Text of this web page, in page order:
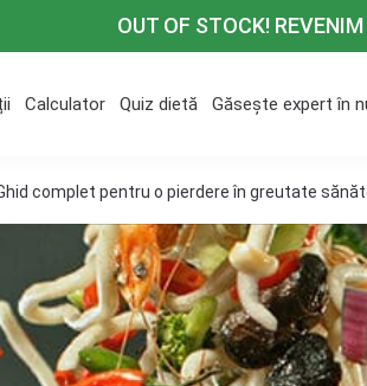
OUT OF STOCK!
Calculator Quiz dietă Găsește expert în
complet pentru o pierdere în greutate